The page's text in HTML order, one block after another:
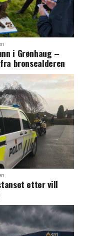
i Grønhaug –
bronsealderen
etter vill